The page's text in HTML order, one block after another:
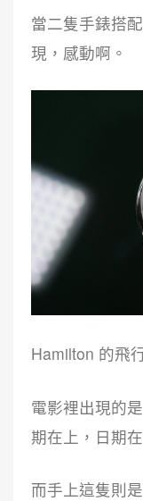
當二隻手錶搭
現，感動啊。
Hamilton 的飛
電影裡出現的
期在上，日期
而手上這隻則